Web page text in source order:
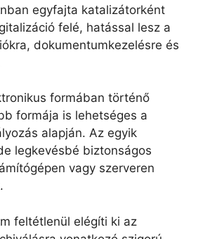
egyfajta katalizátorként
felé, hatással lesz a
dokumentumkezelésre és
formában történő
formája is lehetséges a
alapján. Az egyik
legkevésbé biztonságos
vagy szerveren
feltétlenül elégíti ki az